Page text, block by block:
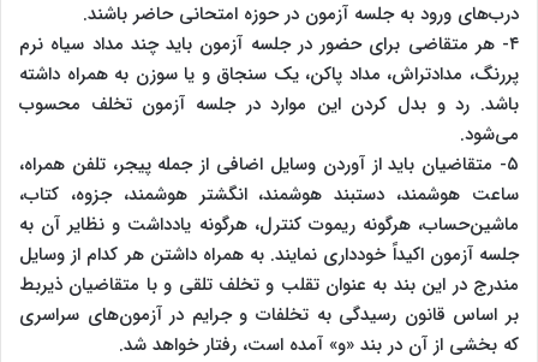
درب‌های ورود به جلسه آزمون در حوزه امتحانی حاضر باشند.
۴- هر متقاضی برای حضور در جلسه آزمون باید چند مداد سیاه نرم
پررنگ، مدادتراش، مداد پاکن، یک سنجاق و یا سوزن به همراه داشته
باشد. رد و بدل کردن این موارد در جلسه آزمون تخلف محسوب
می‌شود.
۵- متقاضیان باید از آوردن وسایل اضافی از جمله پیجر، تلفن همراه،
ساعت هوشمند، دستبند هوشمند، انگشتر هوشمند، جزوه، کتاب،
ماشین‌حساب، هرگونه ریموت کنترل، هرگونه یادداشت و نظایر آن به
جلسه آزمون اکیداً خودداری نمایند. به همراه داشتن هر کدام از وسایل
مندرج در این بند به عنوان تقلب و تخلف تلقی و با متقاضیان ذیربط
بر اساس قانون رسیدگی به تخلفات و جرایم در آزمون‌های سراسری
که بخشی از آن در بند «و» آمده است، رفتار خواهد شد.